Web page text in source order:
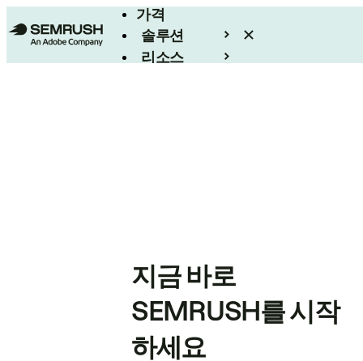
가격
솔루션
리소스
지금 바로
SEMRUSH를 시작
하세요